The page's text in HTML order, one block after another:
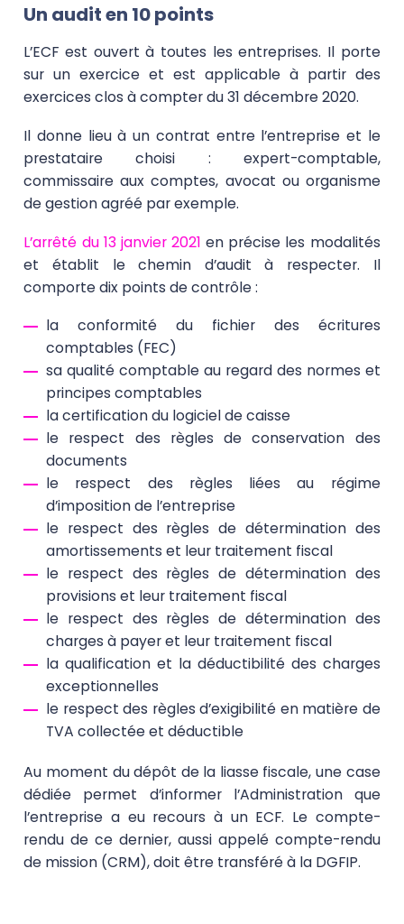
Un audit en 10 points
L’ECF est ouvert à toutes les entreprises. Il porte
sur un exercice et est applicable à partir des
exercices clos à compter du 31 décembre 2020.
Il donne lieu à un contrat entre l’entreprise et le
prestataire choisi : expert-comptable,
commissaire aux comptes, avocat ou organisme
de gestion agréé par exemple.
L’arrêté du 13 janvier 2021 en précise les modalités
et établit le
chemin d’audit à respecter. Il
comporte dix points de contrôle :
la conformité du fichier des écritures
comptables (FEC)
sa qualité comptable au regard des normes et
principes comptables
la certification du logiciel de caisse
le respect des règles de conservation des
documents
le respect des règles liées au régime
d’imposition de l’entreprise
le respect des règles de détermination des
amortissements et leur traitement fiscal
le respect des règles de détermination des
provisions et leur traitement fiscal
le respect des règles de détermination des
charges à payer et leur traitement fiscal
la qualification et la déductibilité des charges
exceptionnelles
le respect des règles d’exigibilité en matière de
TVA collectée et déductible
Au moment du dépôt de la liasse fiscale, une case
dédiée permet d’informer l’Administration que
l’entreprise a eu recours à un ECF. Le compte-
rendu de ce dernier, aussi appelé compte-rendu
de mission (CRM), doit être transféré à la DGFIP.